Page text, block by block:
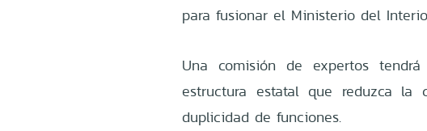
para fusionar el Ministerio del
Una comisión de expertos
estructura estatal que reduzca
duplicidad de funciones.